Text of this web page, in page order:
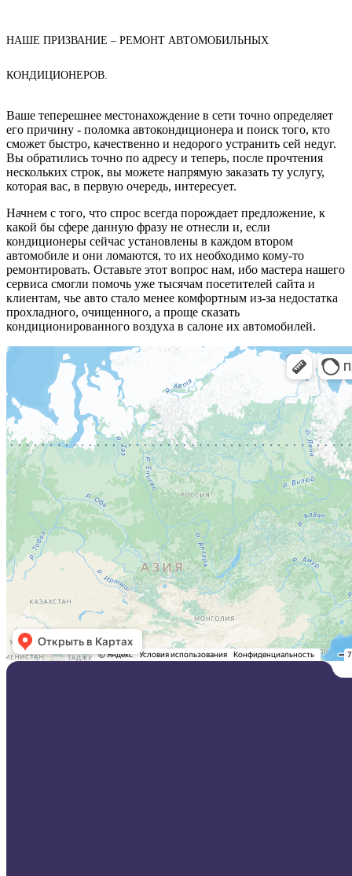
НАШЕ ПРИЗВАНИЕ – РЕМОНТ АВТОМОБИЛЬНЫХ
КОНДИЦИОНЕРОВ.
Ваше теперешнее местонахождение в сети точно определяет
его причину - поломка автокондиционера и поиск того, кто
сможет быстро, качественно и недорого устранить сей недуг.
Вы обратились точно по адресу и теперь, после прочтения
нескольких строк, вы можете напрямую заказать ту услугу,
которая вас, в первую очередь, интересует.
Начнем с того, что спрос всегда порождает предложение, к
какой бы сфере данную фразу не отнесли и, если
кондиционеры сейчас установлены в каждом втором
автомобиле и они ломаются, то их необходимо кому-то
ремонтировать. Оставьте этот вопрос нам, ибо мастера нашего
сервиса смогли помочь уже тысячам посетителей сайта и
клиентам, чье авто стало менее комфортным из-за недостатка
прохладного, очищенного, а проще сказать
кондиционированного воздуха в салоне их автомобилей.